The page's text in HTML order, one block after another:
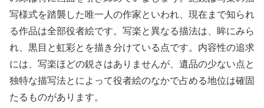
写様式を踏襲した唯一人の作家といわれ、現在まで知られ
る作品は全部役者絵です。写楽と異なる描法は、眸にみら
れ、黒目と虹彩とを描き分けている点です。内容性の追求
には、写楽ほどの鋭さはありませんが、遺品の少ない点と
独特な描写法とによって役者絵のなかで占める地位は確固
たるものがあります。